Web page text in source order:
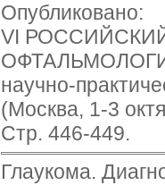
Опубликовано:
VI
научно-
(Москва, 1-3
Стр. 446-449.
Глаукома.